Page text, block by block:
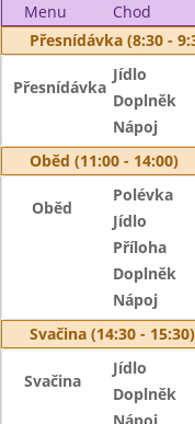
Menu
Chod
Přesnídávka (8:30 -
Přesnídávka
Jídlo
Doplněk
Nápoj
Oběd (11:00 - 14:00)
Oběd
Polévka
Jídlo
Příloha
Doplněk
Nápoj
Svačina (14:30 - 15:30)
Svačina
Jídlo
Doplněk